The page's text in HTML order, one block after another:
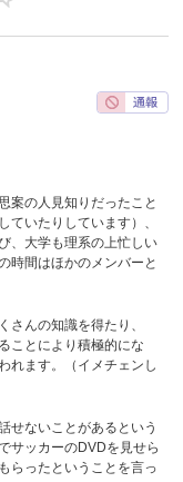
案の人見知りだったこと
ていたりしています）、
、大学も理系の上忙しい
時間はほかのメンバーと
さんの知識を得たり、
ことにより積極的にな
れます。（イメチェンし
せないことがあるという
サッカーのDVDを見せら
らったということを言っ